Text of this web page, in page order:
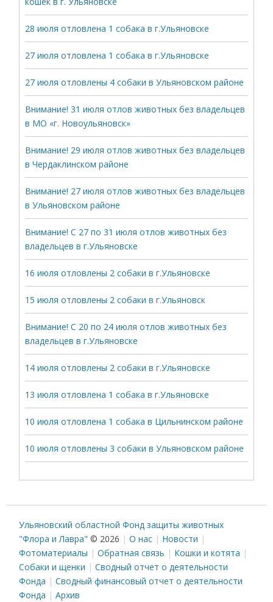
28 июля отловлена 1 собака в г.Ульяновске
27 июля отловлена 1 собака в г.Ульяновске
27 июля отловлены 4 собаки в Ульяновском районе
Внимание! 31 июля отлов животных без владельцев
в МО «г. Новоульяновск»
Внимание! 29 июля отлов животных без владельцев
в Чердаклинском районе
Внимание! 27 июля отлов животных без владельцев
в Ульяновском районе
Внимание! С 27 по 31 июля отлов животных без
владельцев в г.Ульяновске
16 июля отловлены 2 собаки в г.Ульяновске
15 июля отловлены 2 собаки в г.Ульяновск
Внимание! С 20 по 24 июля отлов животных без
владельцев в г.Ульяновске
14 июля отловлены 2 собаки в г.Ульяновске
13 июля отловлена 1 собака в г.Ульяновске
10 июля отловлена 1 собака в Цильнинском районе
10 июля отловлены 3 собаки в Ульяновском районе
Ульяновский областной Фонд защиты животных
"Флора и Лавра" © 2026 О нас
Новости
Фотоматериалы
Обратная связь
Кошки и котята
Собаки и щенки
Сводный отчет о деятельности
Фонда
Сводный финансовый отчет о деятельности
Фонда
Архив